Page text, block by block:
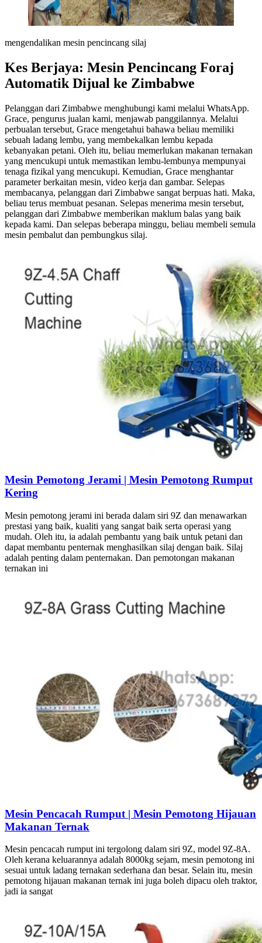
mengendalikan mesin pencincang silaj
Kes Berjaya: Mesin Pencincang Foraj
Automatik Dijual ke Zimbabwe
Pelanggan dari Zimbabwe menghubungi kami melalui WhatsApp.
Grace, pengurus jualan kami, menjawab panggilannya. Melalui
perbualan tersebut, Grace mengetahui bahawa beliau memiliki
sebuah ladang lembu, yang membekalkan lembu kepada
kebanyakan petani. Oleh itu, beliau memerlukan makanan ternakan
yang mencukupi untuk memastikan lembu-lembunya mempunyai
tenaga fizikal yang mencukupi. Kemudian, Grace menghantar
parameter berkaitan mesin, video kerja dan gambar. Selepas
membacanya, pelanggan dari Zimbabwe sangat berpuas hati. Maka,
beliau terus membuat pesanan. Selepas menerima mesin tersebut,
pelanggan dari Zimbabwe memberikan maklum balas yang baik
kepada kami. Dan selepas beberapa minggu, beliau membeli semula
mesin pembalut dan pembungkus silaj.
Mesin Pemotong Jerami | Mesin Pemotong Rumput
Kering
Mesin pemotong jerami ini berada dalam siri 9Z dan menawarkan
prestasi yang baik, kualiti yang sangat baik serta operasi yang
mudah. Oleh itu, ia adalah pembantu yang baik untuk petani dan
dapat membantu penternak menghasilkan silaj dengan baik. Silaj
adalah penting dalam penternakan. Dan pemotongan makanan
ternakan ini
Mesin Pencacah Rumput | Mesin Pemotong Hijauan
Makanan Ternak
Mesin pencacah rumput ini tergolong dalam siri 9Z, model 9Z-8A.
Oleh kerana keluarannya adalah 8000kg sejam, mesin pemotong ini
sesuai untuk ladang ternakan sederhana dan besar. Selain itu, mesin
pemotong hijauan makanan ternak ini juga boleh dipacu oleh traktor,
jadi ia sangat